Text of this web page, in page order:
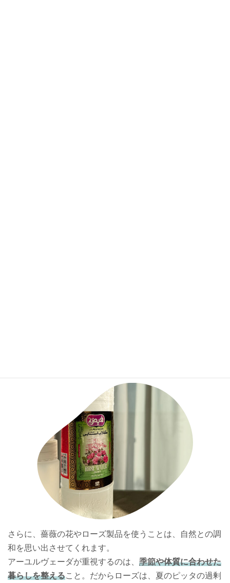
さらに、薔薇の花やローズ製品を使うことは、自然との調
和を思い出させてくれます。
アーユルヴェーダが重視するのは、 季節や体質に合わせた
暮らしを整えること。だからローズは、夏のピッタの過剰